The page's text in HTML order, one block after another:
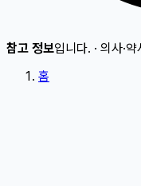
참고 정보입니다. · 의사·
홈